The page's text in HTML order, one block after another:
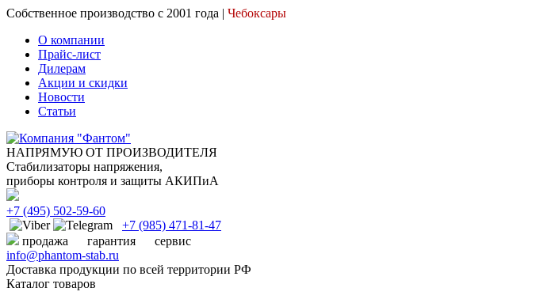
Собственное производство с 2001 года | Чебоксары
О компании
Прайс-лист
Дилерам
Акции и скидки
Новости
Статьи
НАПРЯМУЮ ОТ ПРОИЗВОДИТЕЛЯ
Стабилизаторы напряжения,
приборы контроля и защиты АКИПиА
+7 (495) 502-59-60
+7 (985) 471-81-47
продажа
гарантия
сервис
info@phantom-stab.ru
Доставка продукции по всей территории РФ
Каталог товаров